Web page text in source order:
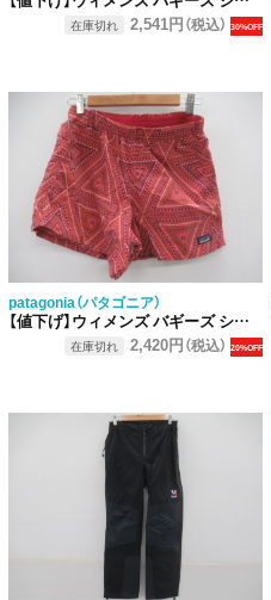
在庫切れ 2,541円（税込） 30%OFF
patagonia（パタゴニア）
【値下げ】ウィメンズ バギーズ ショーツ
在庫切れ 2,420円（税込） 20%OFF